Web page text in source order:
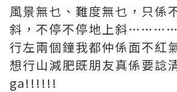
風景無乜、難度無乜，只係
斜，不停不停地上斜…………
行左兩個鐘我都仲係面不紅
想行山減肥既朋友真係要諗
ga!!!!!!